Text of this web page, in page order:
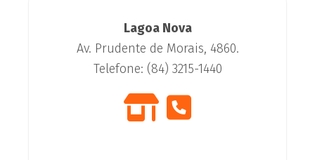
Lagoa Nova
Av. Prudente de Morais, 4860.
Telefone: (84) 3215-1440